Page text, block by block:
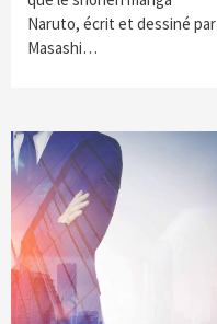
Naruto, écrit et dessiné par
Masashi…